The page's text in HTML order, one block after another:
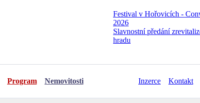
Festival v Hořovicích -
2026
Slavnostní předání
hradu
Program Nemovitosti Inzerce Kontakt